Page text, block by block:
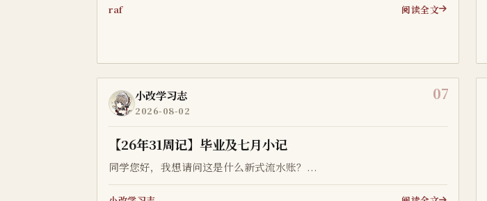
raf 阅读全文
07
小改学习志
2026-08-02
【26年31周记】毕业及七月小记
同学您好，我想请问这是什么新式流水账？...